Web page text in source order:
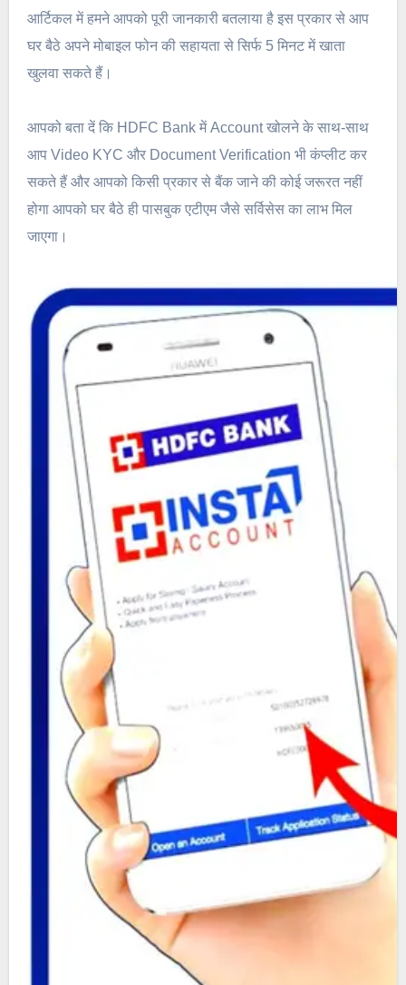
आर्टिकल में हमने आपको पूरी जानकारी बतलाया है इस प्रकार से आप
घर बैठे अपने मोबाइल फोन की सहायता से सिर्फ 5 मिनट में खाता
खुलवा सकते हैं।
आपको बता दें कि HDFC Bank में Account खोलने के साथ-साथ
आप Video KYC और Document Verification भी कंप्लीट कर
सकते हैं और आपको किसी प्रकार से बैंक जाने की कोई जरूरत नहीं
होगा आपको घर बैठे ही पासबुक एटीएम जैसे सर्विसेस का लाभ मिल
जाएगा।